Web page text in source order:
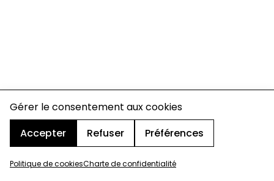
Gérer le consentement aux cookies
Accepter
Refuser Préférences
Politique de cookiesCharte de confidentialité